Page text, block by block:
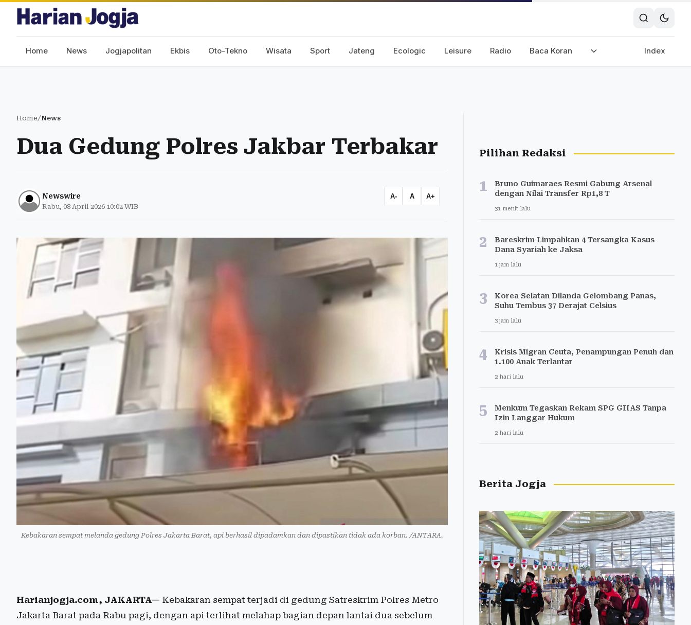
Home News Jogjapolitan Ekbis Oto-Tekno Wisata Sport Jateng Ecologic Leisure Radio Baca Koran Index
Home/News
Dua Gedung Polres Jakbar Terbakar
Newswire
Rabu, 08 April 2026 10:02 WIB
A- A A+
Kebakaran sempat melanda gedung Polres Jakarta Barat, api berhasil dipadamkan dan dipastikan tidak ada korban. /ANTARA.
Harianjogja.com, JAKARTA— Kebakaran sempat terjadi di gedung Satreskrim Polres Metro
Jakarta Barat pada Rabu pagi, dengan api terlihat melahap bagian depan lantai dua sebelum
Pilihan Redaksi
1
Bruno Guimaraes Resmi Gabung Arsenal
dengan Nilai Transfer Rp1,8 T
31 menit lalu
2
Bareskrim Limpahkan 4 Tersangka Kasus
Dana Syariah ke Jaksa
1 jam lalu
3
Korea Selatan Dilanda Gelombang Panas,
Suhu Tembus 37 Derajat Celsius
3 jam lalu
4
Krisis Migran Ceuta, Penampungan Penuh dan
1.100 Anak Terlantar
2 hari lalu
5
Menkum Tegaskan Rekam SPG GIIAS Tanpa
Izin Langgar Hukum
2 hari lalu
Berita Jogja